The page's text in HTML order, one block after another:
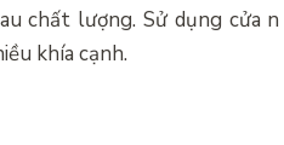
chất lượng. Sử dụng cửa
khía cạnh.